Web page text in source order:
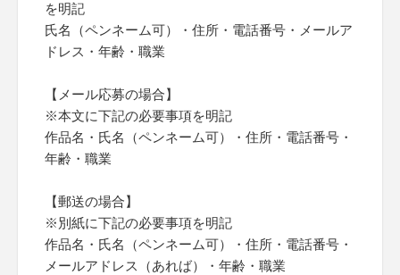
を明記
氏名（ペンネーム可）・住所・電話番号・メールア
ドレス・年齢・職業
【メール応募の場合】
※本文に下記の必要事項を明記
作品名・氏名（ペンネーム可）・住所・電話番号・
年齢・職業
【郵送の場合】
※別紙に下記の必要事項を明記
作品名・氏名（ペンネーム可）・住所・電話番号・
メールアドレス（あれば）・年齢・職業